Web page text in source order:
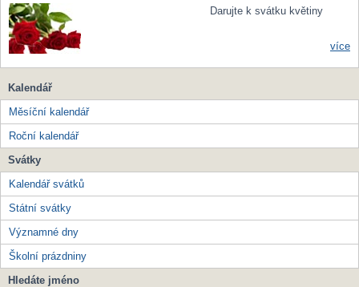
Darujte k svátku květiny
více
Kalendář
Měsíční kalendář
Roční kalendář
Svátky
Kalendář svátků
Státní svátky
Významné dny
Školní prázdniny
Hledáte jméno